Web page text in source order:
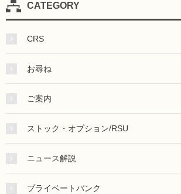
CATEGORY
CRS
お尋ね
ご案内
ストック・オプション/RSU
ニュース解説
プライベートバンク